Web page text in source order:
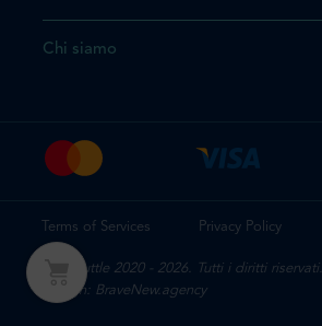
Chi siamo
Terms of Services Privacy Policy
Mr. Shuttle 2020 - 2026. Tutti i diritti riservati.
Design: BraveNew.agency